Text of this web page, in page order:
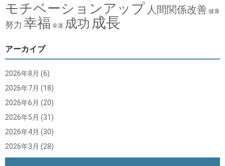
モチベーションアップ 人間関係改善 健康
努力 幸福 幸運 成功 成長
アーカイブ
2026年8月 (6)
2026年7月 (18)
2026年6月 (20)
2026年5月 (31)
2026年4月 (30)
2026年3月 (28)